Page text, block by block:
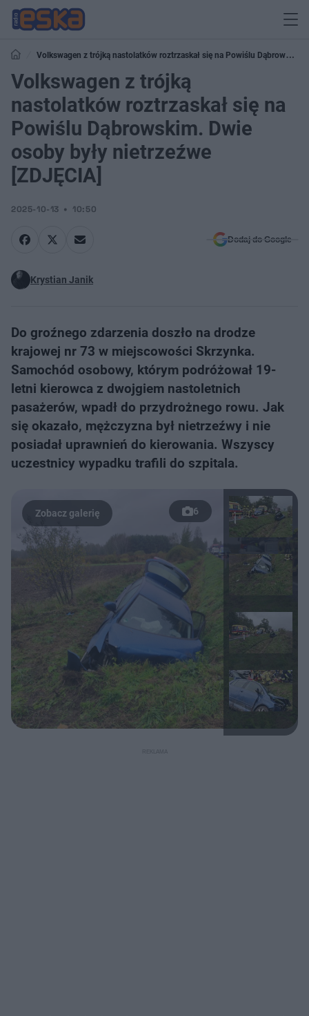
Volkswagen z trójką nastolatków roztrzaskał się na Powiślu Dąbrowskim.
Dwie osoby były nietrzeźwe [ZDJĘCIA]
Volkswagen z trójką
nastolatków roztrzaskał się na
Powiślu Dąbrowskim. Dwie
osoby były nietrzeźwe
[ZDJĘCIA]
2025-10-13 10:50
Dodaj do Google
Krystian Janik
Do groźnego zdarzenia doszło na drodze
krajowej nr 73 w miejscowości Skrzynka.
Samochód osobowy, którym podróżował 19-
letni kierowca z dwojgiem nastoletnich
pasażerów, wpadł do przydrożnego rowu. Jak
się okazało, mężczyzna był nietrzeźwy i nie
posiadał uprawnień do kierowania. Wszyscy
uczestnicy wypadku trafili do szpitala.
6